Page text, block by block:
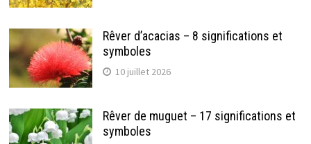
Rêver d’acacias – 8 significations et
symboles
10 juillet 2026
Rêver de muguet – 17 significations et
symboles